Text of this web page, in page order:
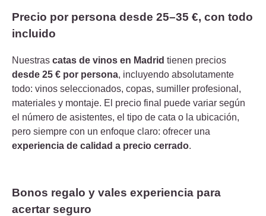
Precio por persona desde 25–35 €, con todo
incluido
Nuestras catas de vinos en Madrid tienen precios
desde 25 € por persona, incluyendo absolutamente
todo: vinos seleccionados, copas, sumiller profesional,
materiales y montaje. El precio final puede variar según
el número de asistentes, el tipo de cata o la ubicación,
pero siempre con un enfoque claro: ofrecer una
experiencia de calidad a precio cerrado.
Bonos regalo y vales experiencia para
acertar seguro